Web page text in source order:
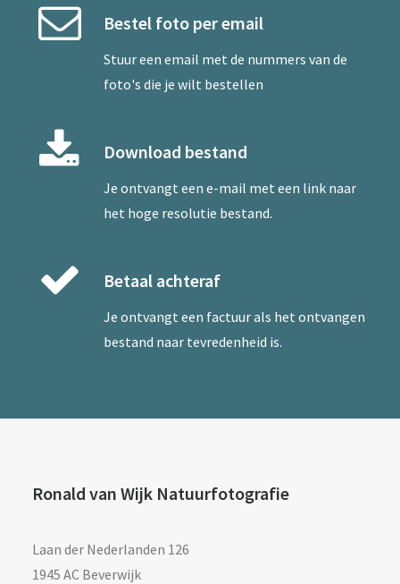
Bestel foto per email
Stuur een email met de nummers van de
foto's die je wilt bestellen
Download bestand
Je ontvangt een e-mail met een link naar
het hoge resolutie bestand.
Betaal achteraf
Je ontvangt een factuur als het ontvangen
bestand naar tevredenheid is.
Ronald van Wijk Natuurfotografie
Laan der Nederlanden 126
1945 AC Beverwijk